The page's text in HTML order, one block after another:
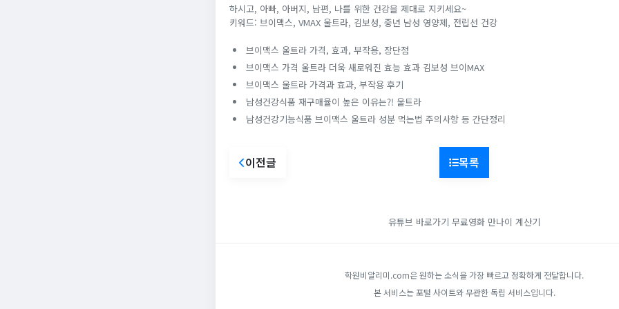
하시고, 아빠, 아버지, 남편, 나를 위한 건강을 제대로 지키세요~
키워드: 브이맥스, VMAX 울트라, 김보성, 중년 남성 영양제, 전립선 건강
브이맥스 울트라 가격, 효과, 부작용, 장단점
브이맥스 가격 울트라 더욱 새로워진 효능 효과 김보성 브이MAX
브이맥스 울트라 가격과 효과, 부작용 후기
남성건강식품 재구매율이 높은 이유는?! 울트라
남성건강기능식품 브이맥스 울트라 성분 먹는법 주의사항 등 간단정리
이전글 목록
유튜브 바로가기 무료영화 만나이 계산기
학원비알리미.com은 원하는 소식을 가장 빠르고 정확하게 전달합니다.
본 서비스는 포털 사이트와 무관한 독립 서비스입니다.